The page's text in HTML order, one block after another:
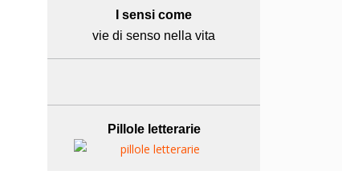
I sensi come
vie di senso nella vita
Pillole letterarie